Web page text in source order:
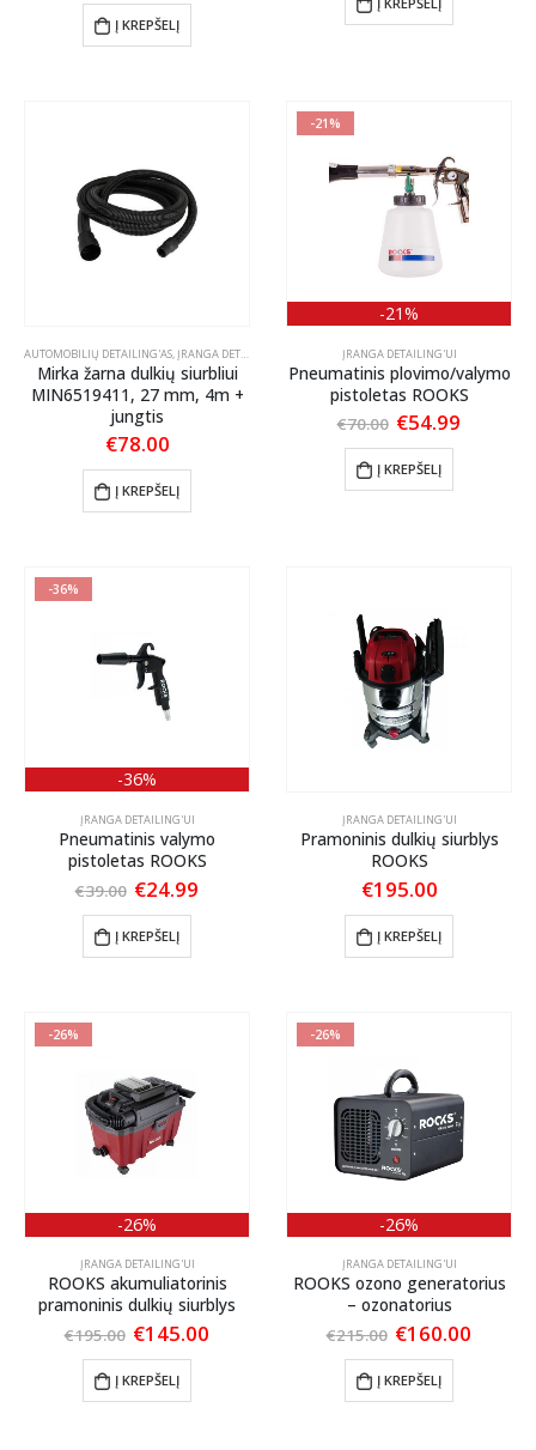
was:
€70.00.
Į KREPŠELĮ
AUTOMOBILIŲ DETAILING'AS ĮRANGA DETAILING'UI
Mirka žarna dulkių siurbliui
MIN6519411, 27 mm, 4m +
jungtis
€78.00
Į KREPŠELĮ
-21%
-21%
ĮRANGA DETAILING'UI
Pneumatinis plovimo/valymo
pistoletas ROOKS
€70.00 Original
was:
€70.00.
€54.99
Į KREPŠELĮ
-36%
-36%
ĮRANGA DETAILING'UI
Pneumatinis valymo
pistoletas ROOKS
€39.00 Original
was:
€39.00.
€24.99
Į KREPŠELĮ
ĮRANGA DETAILING'UI
Pramoninis dulkių siurblys
ROOKS
€195.00
Į KREPŠELĮ
-26%
-26%
ĮRANGA DETAILING'UI
ROOKS akumuliatorinis
pramoninis dulkių siurblys
€195.00 Original
was:
€195.00.
€145.00
Į KREPŠELĮ
-26%
-26%
ĮRANGA DETAILING'UI
ROOKS ozono generatorius
– ozonatorius
€215.00 Original
was:
€215.00.
€160.00
Į KREPŠELĮ